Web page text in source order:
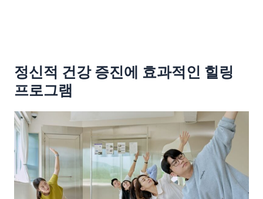
정신적 건강 증진에 효과적인 힐링
프로그램